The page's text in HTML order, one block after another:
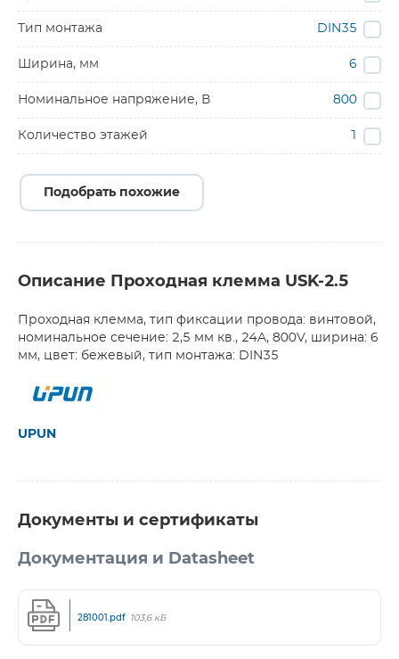
Тип монтажа DIN35
Ширина, мм 6
Номинальное напряжение, В 800
Количество этажей
Подобрать похожие
Описание Проходная клемма USK-2.5
Проходная клемма, тип фиксации провода: винтовой,
номинальное сечение: 2,5 мм кв., 24A, 800V, ширина: 6
мм, цвет: бежевый, тип монтажа: DIN35
UPUN
Документы и сертификаты
Документация и Datasheet
281001.pdf 103,6 кБ